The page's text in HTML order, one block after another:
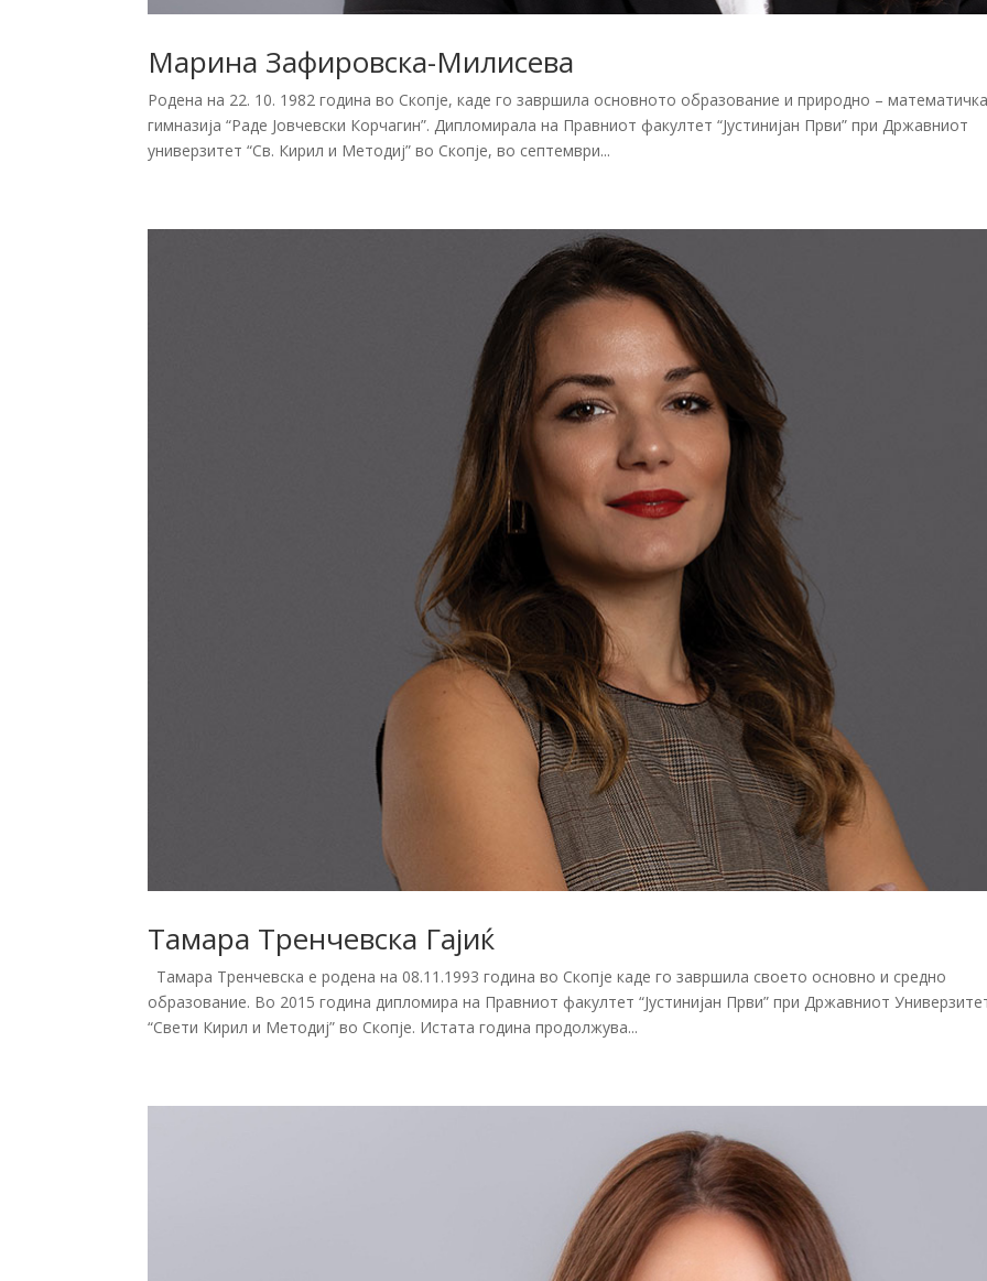
Марина Зафировска-Милисева
Родена на 22. 10. 1982 година во Скопје, каде го завршила основното образование и природно –
гимназија “Раде Јовчевски Корчагин”. Дипломирала на Правниот факултет “Јустинијан Први” при Државниот
универзитет “Св. Кирил и Методиј” во Скопје, во септември...
Тамара Тренчевска Гајиќ
Тамара Тренчевска е родена на 08.11.1993 година во Скопје каде го завршила своето основно и средно
образование. Во 2015 година дипломира на Правниот факултет “Јустинијан Први” при Државниот
“Свети Кирил и Методиј” во Скопје. Истата година продолжува...